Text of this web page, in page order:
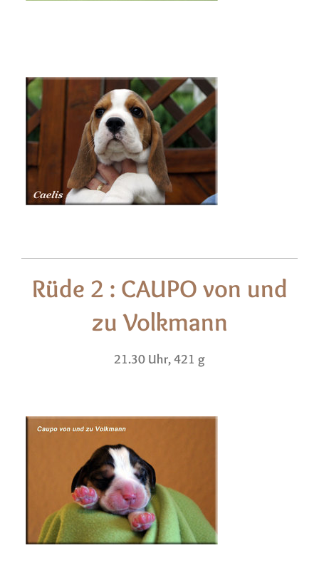
Rüde 2 : CAUPO von und
zu Volkmann
21.30 Uhr, 421 g